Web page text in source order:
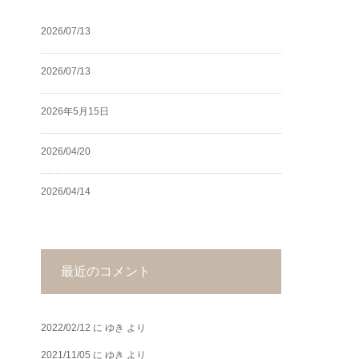
2026/07/13
2026/07/13
2026年5月15日
2026/04/20
2026/04/14
最近のコメント
2022/02/12 に ゆき より
2021/11/05 に ゆき より